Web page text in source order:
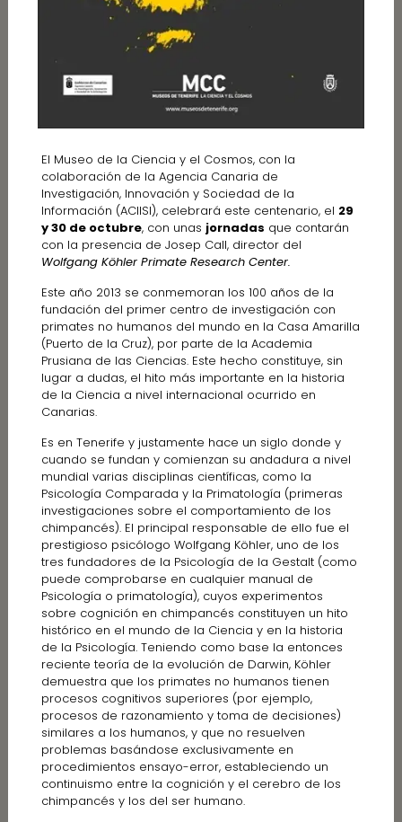
El Museo de la Ciencia y el Cosmos, con la
colaboración de la Agencia Canaria de
Investigación, Innovación y Sociedad de la
Información (ACIISI), celebrará este centenario, el 29
y 30 de octubre, con unas jornadas que contarán
con la presencia de Josep Call, director del
Wolfgang Köhler Primate Research Center.
Este año 2013 se conmemoran los 100 años de la
fundación del primer centro de investigación con
primates no humanos del mundo en la Casa Amarilla
(Puerto de la Cruz), por parte de la Academia
Prusiana de las Ciencias. Este hecho constituye, sin
lugar a dudas, el hito más importante en la historia
de la Ciencia a nivel internacional ocurrido en
Canarias.
Es en Tenerife y justamente hace un siglo donde y
cuando se fundan y comienzan su andadura a nivel
mundial varias disciplinas científicas, como la
Psicología Comparada y la Primatología (primeras
investigaciones sobre el comportamiento de los
chimpancés). El principal responsable de ello fue el
prestigioso psicólogo Wolfgang Köhler, uno de los
tres fundadores de la Psicología de la Gestalt (como
puede comprobarse en cualquier manual de
Psicología o primatología), cuyos experimentos
sobre cognición en chimpancés constituyen un hito
histórico en el mundo de la Ciencia y en la historia
de la Psicología. Teniendo como base la entonces
reciente teoría de la evolución de Darwin, Köhler
demuestra que los primates no humanos tienen
procesos cognitivos superiores (por ejemplo,
procesos de razonamiento y toma de decisiones)
similares a los humanos, y que no resuelven
problemas basándose exclusivamente en
procedimientos ensayo-error, estableciendo un
continuismo entre la cognición y el cerebro de los
chimpancés y los del ser humano.